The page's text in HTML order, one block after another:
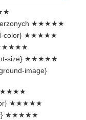
★★★★★
color} ★★★★★
size} ★★★★★
image}
★★★★★
★★★★★